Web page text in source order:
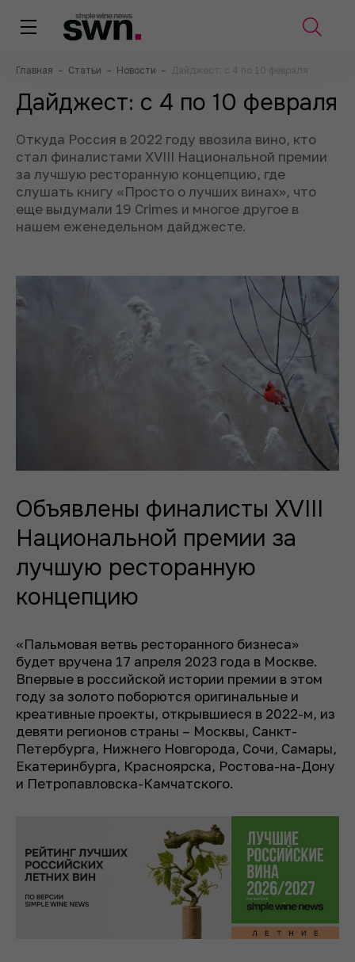
Главная – Статьи – Новости – Дайджест: с 4 по 10 февраля
Дайджест: с 4 по 10 февраля
Откуда Россия в 2022 году ввозила вино, кто
стал финалистами XVIII Национальной премии
за лучшую ресторанную концепцию, где
слушать книгу «Просто о лучших винах», что
еще выдумали 19 Crimes и многое другое в
нашем еженедельном дайджесте.
Объявлены финалисты XVIII
Национальной премии за
лучшую ресторанную
концепцию
«Пальмовая ветвь ресторанного бизнеса»
будет вручена 17 апреля 2023 года в Москве.
Впервые в российской истории премии в этом
году за золото поборются оригинальные и
креативные проекты, открывшиеся в 2022-м, из
девяти регионов страны – Москвы, Санкт-
Петербурга, Нижнего Новгорода, Сочи, Самары,
Екатеринбурга, Красноярска, Ростова-на-Дону
и Петропавловска-Камчатского.